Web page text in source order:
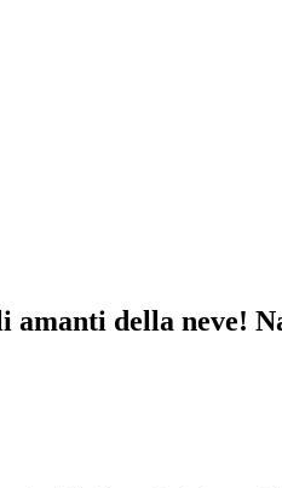
amanti della neve!